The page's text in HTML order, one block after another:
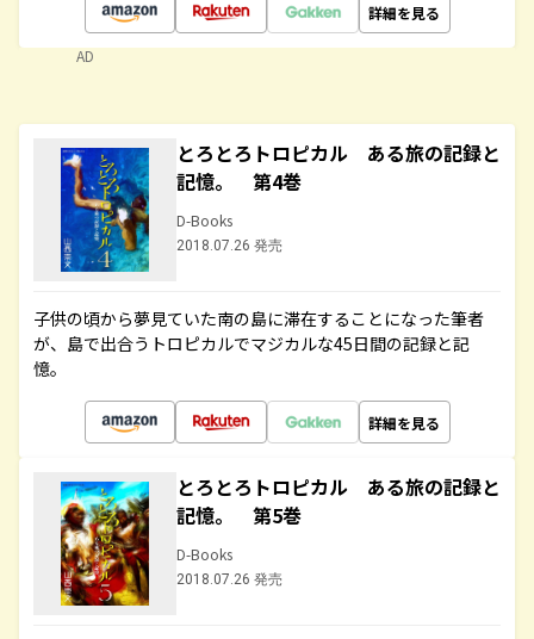
詳細を見る
AD
とろとろトロピカル ある旅の記録と
記憶。 第4巻
D-Books
2018.07.26 発売
子供の頃から夢見ていた南の島に滞在することになった筆者
が、島で出合うトロピカルでマジカルな45日間の記録と記
憶。
詳細を見る
とろとろトロピカル ある旅の記録と
記憶。 第5巻
D-Books
2018.07.26 発売